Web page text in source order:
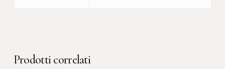
Prodotti correlati